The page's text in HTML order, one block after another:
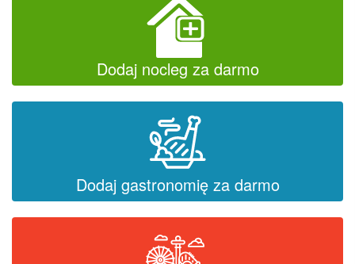
Dodaj nocleg za darmo
Dodaj gastronomię za darmo